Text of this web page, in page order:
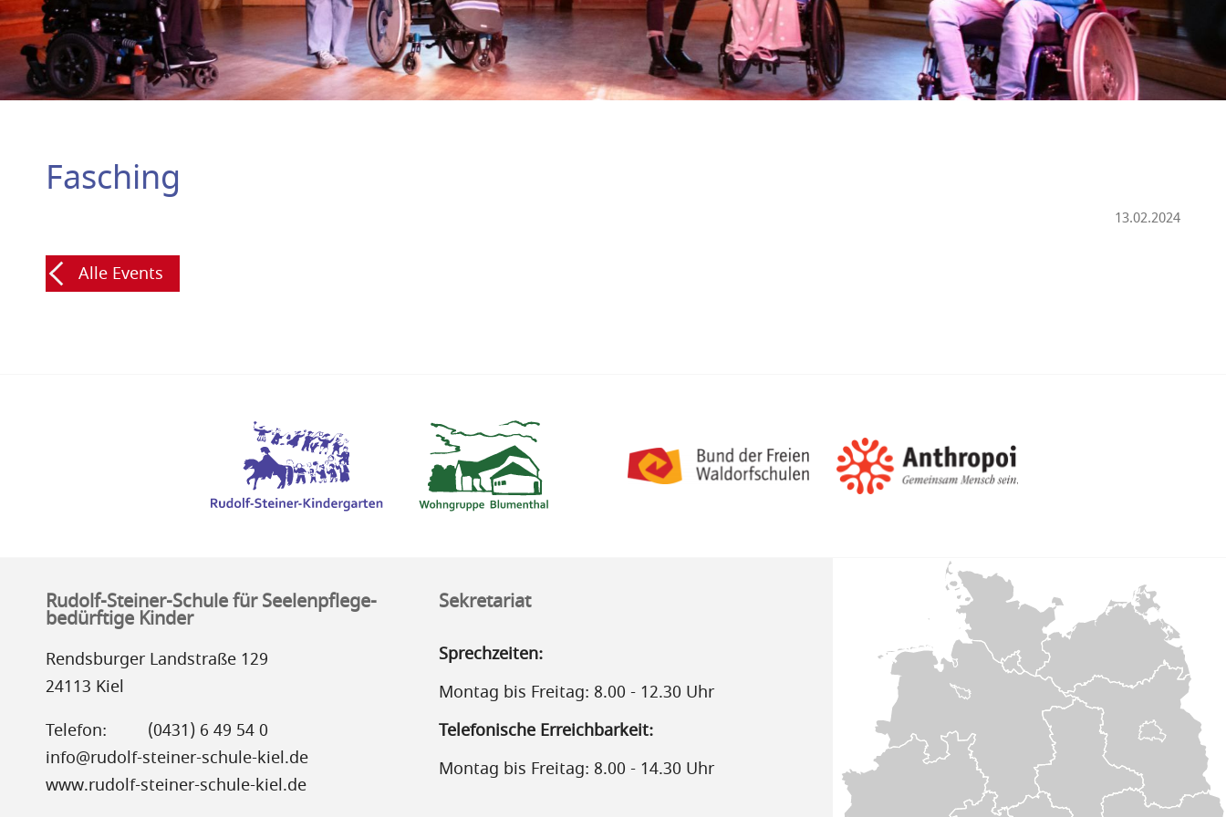
Fasching
13.02.2024
Alle Events
Rudolf-Steiner-Schule für Seelenpflege-
bedürftige Kinder
Rendsburger Landstraße 129
24113 Kiel
Telefon:
(0431) 6 49 54 0
info@rudolf-steiner-schule-kiel.de
www.rudolf-steiner-schule-kiel.de
Sekretariat
Sprechzeiten:
Montag bis Freitag: 8.00 - 12.30 Uhr
Telefonische Erreichbarkeit:
Montag bis Freitag: 8.00 - 14.30 Uhr